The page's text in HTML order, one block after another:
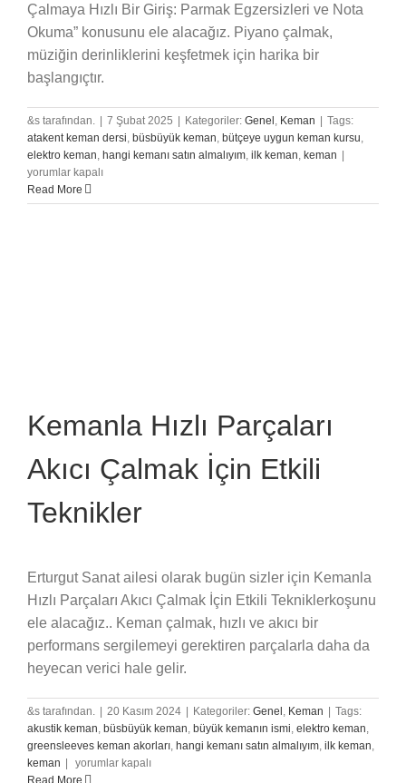
Çalmaya Hızlı Bir Giriş: Parmak Egzersizleri ve Nota
Okuma” konusunu ele alacağız. Piyano çalmak,
müziğin derinliklerini keşfetmek için harika bir
başlangıçtır.
&s tarafından. 7 Şubat 2025 Kategoriler: Genel , Keman
Tags:
atakent keman dersi, büsbüyük keman, bütçeye uygun keman kursu,
elektro keman, hangi kemanı satın almalıyım, ilk keman, keman
Bir
yorumlar kapalı
Read More
Kemanla Hızlı Parçaları
Akıcı Çalmak İçin Etkili
Teknikler
Erturgut Sanat ailesi olarak bugün sizler için Kemanla
Hızlı Parçaları Akıcı Çalmak İçin Etkili Tekniklerkoşunu
ele alacağız.. Keman çalmak, hızlı ve akıcı bir
performans sergilemeyi gerektiren parçalarla daha da
heyecan verici hale gelir.
&s tarafından. 20 Kasım 2024 Kategoriler: Genel , Keman
Tags:
akustik keman, büsbüyük keman, büyük kemanın ismi, elektro keman,
greensleeves keman akorları, hangi kemanı satın almalıyım, ilk keman,
keman
Kemanla
Hızlı
yorumlar kapalı